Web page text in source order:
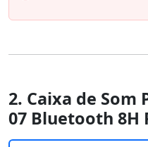
2. Caixa de Som
07 Bluetooth 8H